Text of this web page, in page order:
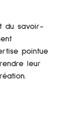
du savoir-
pointue
leur